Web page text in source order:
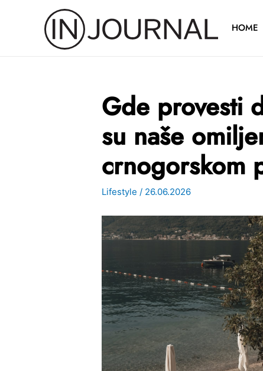
HOME
Gde provesti
su naše
crnogorskom
Lifestyle / 26.06.2026